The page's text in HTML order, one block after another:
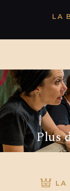
LA
VIA
LES
Plus
LA